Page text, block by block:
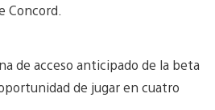
Concord.
de acceso anticipado de la beta
de jugar en cuatro